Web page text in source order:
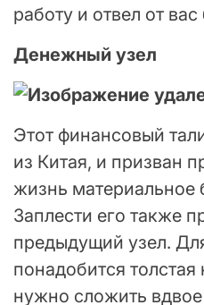
работу и отвел от вас
Денежный узел
Этот финансовый
из Китая, и призван
жизнь материальное
Заплести его также
предыдущий узел.
понадобится
нужно сложить